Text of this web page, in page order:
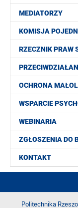
MEDIATORZY
KOMISJA
RZECZNIK PRAW
OCHRONA
WSPARCIE
WEBINARIA
ZGŁOSZENIA DO
KONTAKT
Politechnika